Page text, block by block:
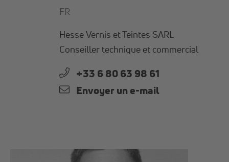
FR
Hesse Vernis et Teintes SARL
Conseiller technique et commercial
+33 6 80 63 98 61
Envoyer un e-mail